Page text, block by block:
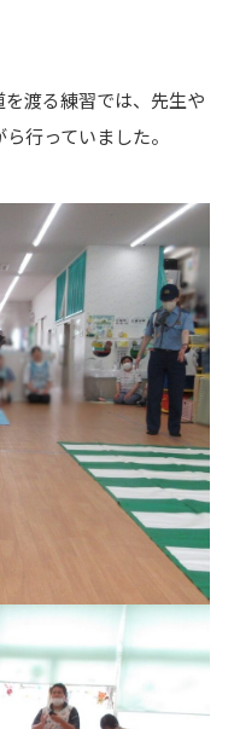
渡る練習では、先生や
行っていました。